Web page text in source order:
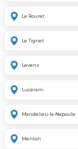
Le Rouret
Le Tignet
Levens
Lucéram
Mandelieu-la-Napoule
Menton